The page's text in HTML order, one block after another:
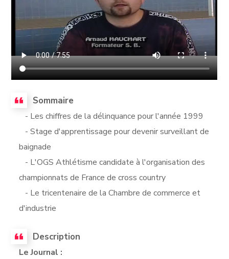
Sommaire
- Les chiffres de la délinquance pour l'année 1999
- Stage d'apprentissage pour devenir surveillant de
baignade
- L'OGS Athlétisme candidate à l'organisation des
championnats de France de cross country
- Le tricentenaire de la Chambre de commerce et
d'industrie
Description
Le Journal :